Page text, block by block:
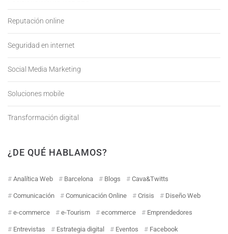
Reputación online
Seguridad en internet
Social Media Marketing
Soluciones mobile
Transformación digital
¿DE QUÉ HABLAMOS?
Analítica Web Barcelona Blogs Cava&Twitts
Comunicación Comunicación Online Crisis Diseño Web
e-commerce e-Tourism ecommerce Emprendedores
Entrevistas Estrategia digital Eventos Facebook